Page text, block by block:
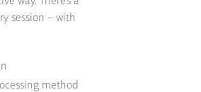
session – with
method